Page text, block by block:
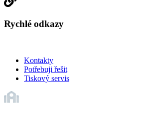
Rychlé odkazy
Kontakty
Potřebuji řešit
Tiskový servis